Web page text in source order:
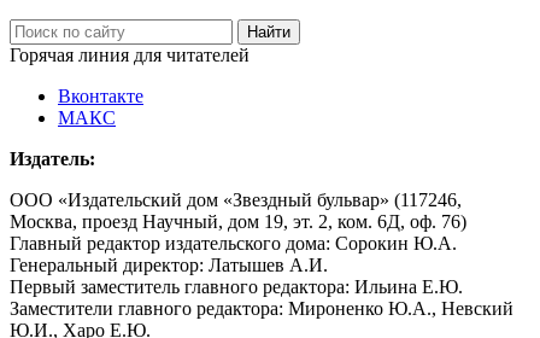
Горячая линия для читателей
Вконтакте
МАКС
Издатель:
ООО «Издательский дом «Звездный бульвар» (117246,
Москва, проезд Научный, дом 19, эт. 2, ком. 6Д, оф. 76)
Главный редактор издательского дома: Сорокин Ю.А.
Генеральный директор: Латышев А.И.
Первый заместитель главного редактора: Ильина Е.Ю.
Заместители главного редактора: Мироненко Ю.А., Невский
Ю.И., Харо Е.Ю.